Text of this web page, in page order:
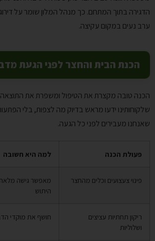
הדגירה בתוך המתחם. כך מנהל המלון שומר על דירוג
ערב נעים במקום עקיצה.
הכנת הבית והחצר לפני הגעת
הכנה טובה מקצרת את הטיפול ומשפרת את
שלקוחותינו ידעו מראש בדיוק מה לצפות, בלי
שאנחנו מעבירים לפני כל הגעה.
פעולת הכנה למה היא חשובה
פינוי צעצועים וכלים מהחצר
מאפשר גישה
היתוש
ריקון תחתיות עציצים
ושלוליות
חושף את מוקדי